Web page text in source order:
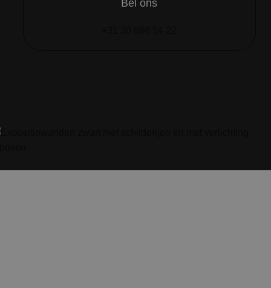
Bel ons